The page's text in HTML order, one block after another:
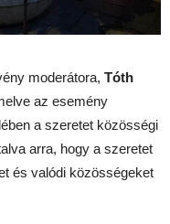
moderátora, Tóth
az esemény
a szeretet közösségi
arra, hogy a szeretet
és valódi közösségeket